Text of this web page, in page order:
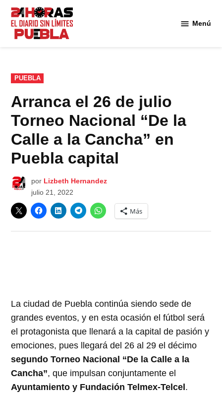
Saltar
contenido
Menú
PUBLICADO
EN
PUEBLA
Arranca el 26 de julio
Torneo Nacional “De la
Calle a la Cancha” en
Puebla capital
por Lizbeth Hernandez
julio 21, 2022
Más
La ciudad de Puebla continúa siendo sede de
grandes eventos, y en esta ocasión el fútbol será
el protagonista que llenará a la capital de pasión y
emociones, pues llegará del 26 al 29 el décimo
segundo Torneo Nacional “De la Calle a la
Cancha”, que impulsan conjuntamente el
Ayuntamiento y Fundación Telmex-Telcel .